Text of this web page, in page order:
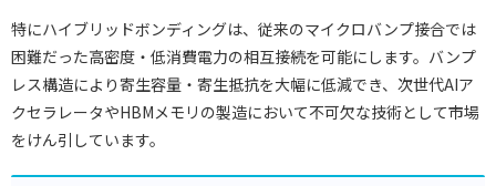
特にハイブリッドボンディングは、従来のマイクロバンプ接合では
困難だった高密度・低消費電力の相互接続を可能にします。バンプ
レス構造により寄生容量・寄生抵抗を大幅に低減でき、次世代AIア
クセラレータやHBMメモリの製造において不可欠な技術として市場
をけん引しています。